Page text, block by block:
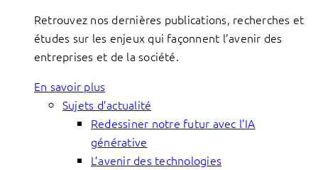
Retrouvez nos dernières publications, recherches et
études sur les enjeux qui façonnent l’avenir des
entreprises et de la société.
En savoir plus
Sujets d’actualité
Redessiner notre futur avec l’IA
générative
L’avenir des technologies